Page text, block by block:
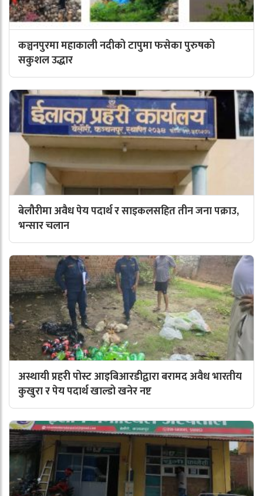
कञ्चनपुरमा महाकाली नदीको टापुमा फसेका पुरुषको
सकुशल उद्धार
बेलौरीमा अवैध पेय पदार्थ र साइकलसहित तीन जना पक्राउ,
भन्सार चलान
अस्थायी प्रहरी पोस्ट आइबिआरडीद्वारा बरामद अवैध भारतीय
कुखुरा र पेय पदार्थ खाल्डो खनेर नष्ट